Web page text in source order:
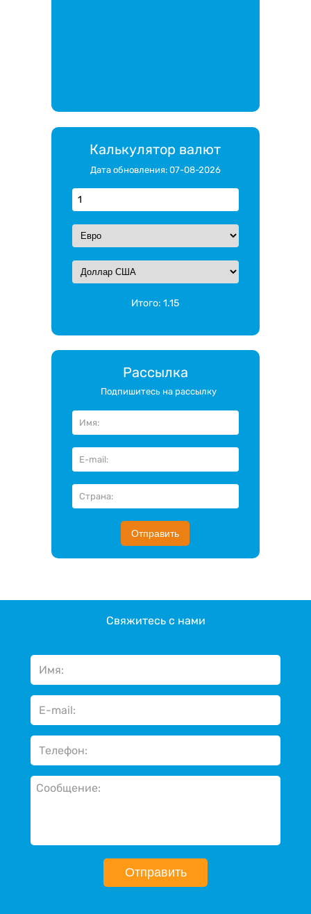
Калькулятор валют
Дата обновления: 07-08-2026
Итого:1.15
Рассылка
Подпишитесь на рассылку
Отправить
Свяжитесь с нами
Отправить